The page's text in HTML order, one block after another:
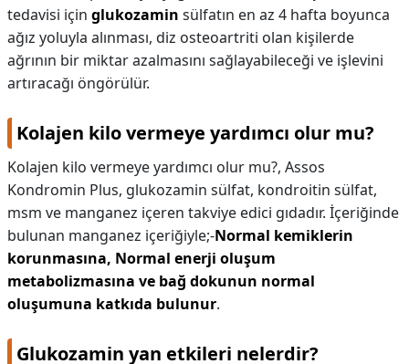
tedavisi için glukozamin sülfatın en az 4 hafta boyunca
ağız yoluyla alınması, diz osteoartriti olan kişilerde
ağrının bir miktar azalmasını sağlayabileceği ve işlevini
artıracağı öngörülür.
Kolajen kilo vermeye yardımcı olur mu?
Kolajen kilo vermeye yardımcı olur mu?, Assos
Kondromin Plus, glukozamin sülfat, kondroitin sülfat,
msm ve manganez içeren takviye edici gıdadır. İçeriğinde
bulunan manganez içeriğiyle;-Normal kemiklerin
korunmasına, Normal enerji oluşum
metabolizmasına ve bağ dokunun normal
oluşumuna katkıda bulunur.
Glukozamin yan etkileri nelerdir?